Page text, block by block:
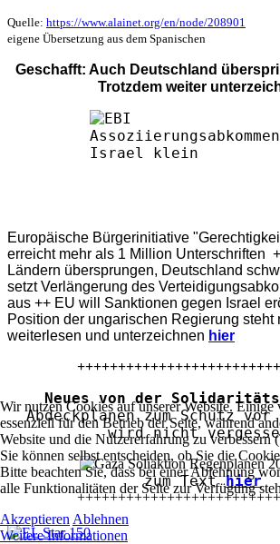
Quelle: https://www.alainet.org/en/node/208901
eigene Übersetzung aus dem Spanischen
Geschafft: Auch Deutschland
Trotzdem weiter
Europäische Bürgerinitiative
erreicht mehr als 1 Million Unterschriften
Ländern übersprungen, Deutschland
setzt Verlängerung des
aus ++ EU will Sanktionen gegen Israel
Position der ungarischen Regierung steht
weiterlesen und unterzeichnen hier
Neues von der
Abdeckplanen zum Schutz vor
wird nicht
zum Texthier
Wir nutzen Cookies auf unserer Website. Einige
essenziell für den Betrieb der Seite, während
Website und die Nutzererfahrung zu verbessern
Sie können selbst entscheiden, ob Sie die
Bitte beachten Sie, dass bei einer Ablehnung
alle Funktionalitäten der Seite zur Verfügung
Akzeptieren Ablehnen
Weitere Informationen